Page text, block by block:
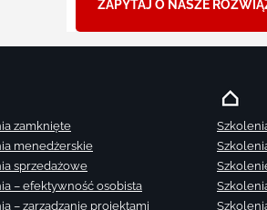
ZAPYTAJ O NASZE
zamknięte
menedżerskie
sprzedażowe
– efektywność osobista
– zarządzanie projektami